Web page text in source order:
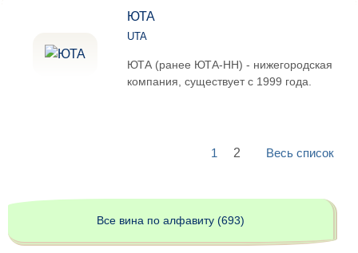
ЮТА
UTA
ЮТА (ранее ЮТА-НН) - нижегородская
компания, существует с 1999 года.
1 2 Весь список
Все вина по алфавиту (693)